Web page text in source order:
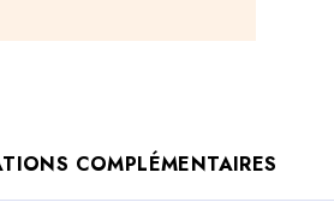
COMPLÉMENTAIRES